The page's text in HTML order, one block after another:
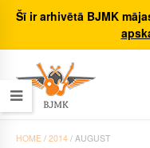
Šī ir arhivētā BJMK
HOME / 2014 / AUGUST